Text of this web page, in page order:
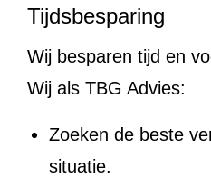
Tijdsbesparing
Wij besparen tijd en
Wij als TBG Advies:
Zoeken de beste
situatie.